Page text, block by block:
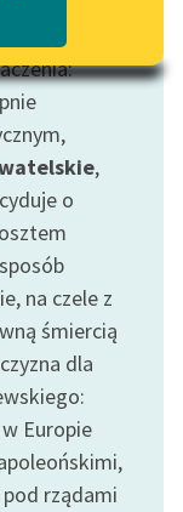
,
o
na czele z
śmiercią
dla
Europie
rządami